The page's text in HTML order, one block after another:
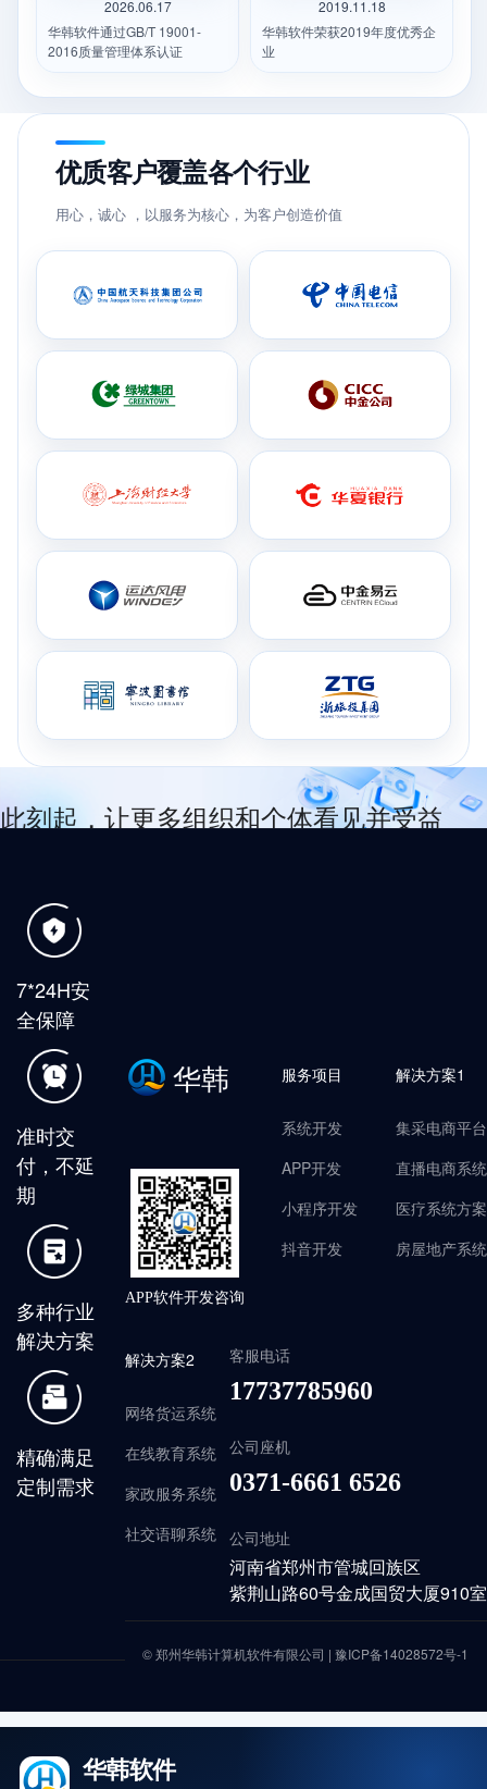
2026.06.17
华韩软件通过GB/T 19001-
2016质量管理体系认证
2019.11.18
华韩软件荣获2019年度优秀企
业
优质客户覆盖各个行业
用心，诚心 ，以服务为核心，为客户创造价值
此刻起，让更多组织和个体看见并受益
合作咨询
7*24H安
全保障
准时交
付，不延
期
多种行业
解决方案
精确满足
定制需求
华韩
APP软件开发咨询
服务项目
系统开发
APP开发
小程序开发
抖音开发
解决方案1
集采电商平台
直播电商系统
医疗系统方案
房屋地产系统
解决方案2
网络货运系统
在线教育系统
家政服务系统
社交语聊系统
客服电话
17737785960
公司座机
0371-6661 6526
公司地址
河南省郑州市管城回族区
紫荆山路60号金成国贸大厦910室
© 郑州华韩计算机软件有限公司 |豫ICP备14028572号-1
华韩软件